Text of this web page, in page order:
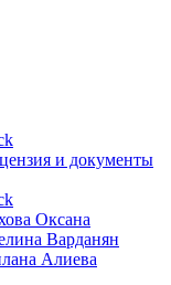
и документы
Оксана
Варданян
Алиева